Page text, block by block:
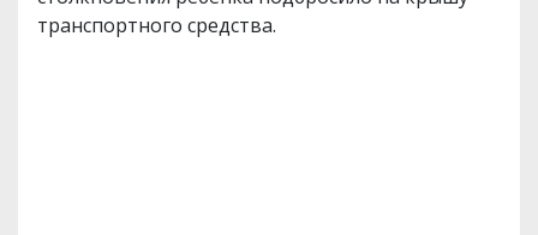
транспортного средства.